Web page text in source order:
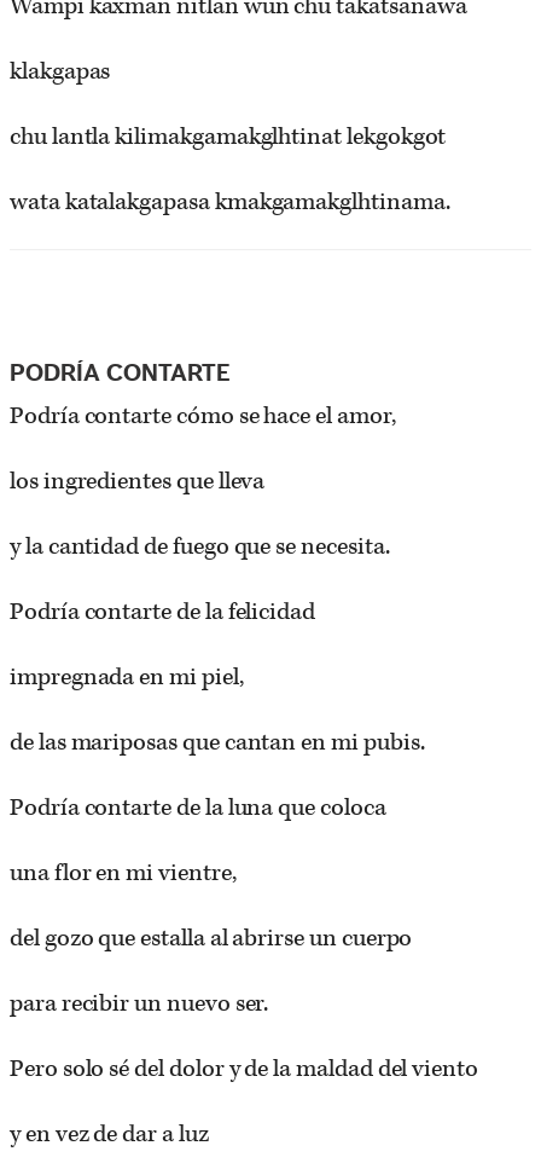
Wampi kaxman nitlan wun chu takatsanawa
klakgapas
chu lantla kilimakgamakglhtinat lekgokgot
wata katalakgapasa kmakgamakglhtinama.
PODRÍA CONTARTE
Podría contarte cómo se hace el amor,
los ingredientes que lleva
y la cantidad de fuego que se necesita.
Podría contarte de la felicidad
impregnada en mi piel,
de las mariposas que cantan en mi pubis.
Podría contarte de la luna que coloca
una flor en mi vientre,
del gozo que estalla al abrirse un cuerpo
para recibir un nuevo ser.
Pero solo sé del dolor y de la maldad del viento
y en vez de dar a luz